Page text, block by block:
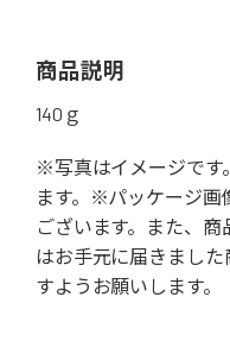
商品説明
140ｇ
※写真はイメージです
ます。※パッケージ画
ございます。また、
はお手元に届きまし
すようお願いします。